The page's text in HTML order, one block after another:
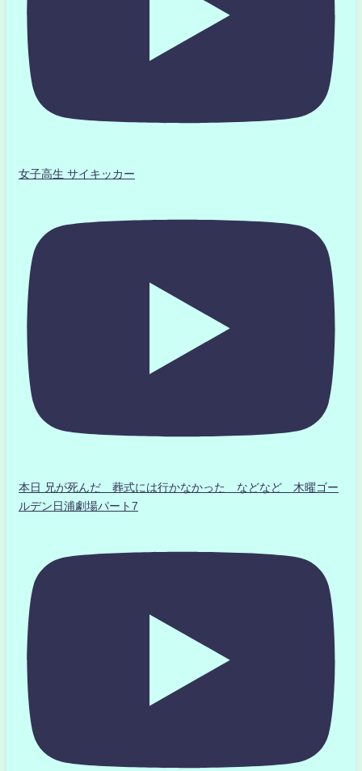
女子高生 サイキッカー
本日 兄が死んだ 葬式には行かなかった などなど 木曜ゴー
ルデン日浦劇場パート7